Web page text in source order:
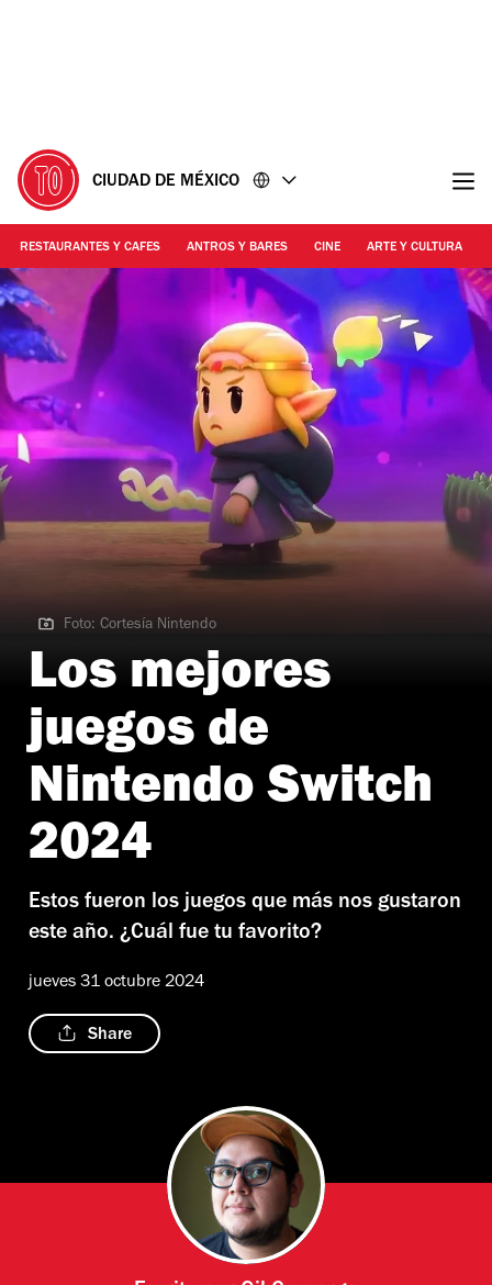
CIUDAD DE MÉXICO
RESTAURANTES Y CAFES ANTROS Y BARES CINE ARTE Y CULTURA
Foto: Cortesía Nintendo
Foto: Cortesía Nintendo
Los mejores
juegos de
Nintendo Switch
2024
Estos fueron los juegos que más nos gustaron
este año. ¿Cuál fue tu favorito?
jueves 31 octubre 2024
Share